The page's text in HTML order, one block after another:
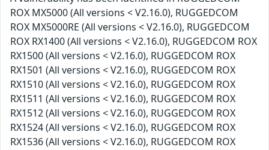
ROX MX5000 (All versions < V2.16.0), RUGGEDCOM
ROX MX5000RE (All versions < V2.16.0), RUGGEDCOM
ROX RX1400 (All versions < V2.16.0), RUGGEDCOM ROX
RX1500 (All versions < V2.16.0), RUGGEDCOM ROX
RX1501 (All versions < V2.16.0), RUGGEDCOM ROX
RX1510 (All versions < V2.16.0), RUGGEDCOM ROX
RX1511 (All versions < V2.16.0), RUGGEDCOM ROX
RX1512 (All versions < V2.16.0), RUGGEDCOM ROX
RX1524 (All versions < V2.16.0), RUGGEDCOM ROX
RX1536 (All versions < V2.16.0), RUGGEDCOM ROX